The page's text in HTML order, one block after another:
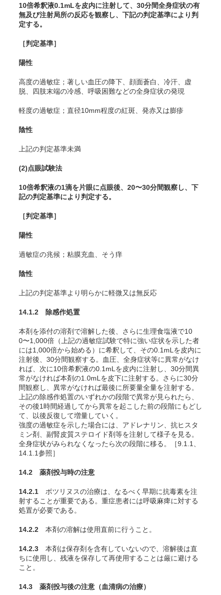
10倍希釈液0.1mLを皮内に注射して、30分間全身症状の有
無及び注射局所の反応を観察し、下記の判定基準により判
定する。
［判定基準］
陽性
高度の過敏症；著しい血圧の降下、顔面蒼白、冷汗、虚
脱、四肢末端の冷感、呼吸困難などの全身症状の発現
軽度の過敏症；直径10mm程度の紅斑、発赤又は膨疹
陰性
上記の判定基準未満
(2)点眼試験法
10倍希釈液の1滴を片眼に点眼後、20〜30分間観察し、下
記の判定基準により判定する。
［判定基準］
陽性
過敏症の兆候；粘膜充血、そう痒
陰性
上記の判定基準より明らかに軽微又は無反応
14.1.2 除感作処置
本剤を添付の溶剤で溶解した後、さらに生理食塩液で10
0〜1,000倍（上記の過敏症試験で特に強い症状を示した者
には1,000倍から始める）に希釈して、その0.1mLを皮内に
注射後、30分間観察する。血圧、全身症状等に異常がなけ
れば、次に10倍希釈液の0.1mLを皮内に注射し、30分間異
常がなければ本剤の1.0mLを皮下に注射する。さらに30分
間観察し、異常がなければ最後に所要量全量を注射する。
上記の除感作処置のいずれかの段階で異常が見られたら、
その後1時間経過してから異常を起こした前の段階にもどし
て、以後反復して増量していく。
強度の過敏症を示した場合には、アドレナリン、抗ヒスタ
ミン剤、副腎皮質ステロイド剤等を注射して様子を見る。
全身症状がみられなくなったら次の段階に移る。［9.1.1、
14.1.1参照］
14.2 薬剤投与時の注意
14.2.1 ボツリヌスの治療は、なるべく早期に抗毒素を注
射することが重要である。重症患者には呼吸麻痺に対する
処置が必要である。
14.2.2 本剤の溶解は使用直前に行うこと。
14.2.3 本剤は保存剤を含有していないので、溶解後は直
ちに使用し、残液を保存して再使用することは厳に避ける
こと。
14.3 薬剤投与後の注意（血清病の治療）